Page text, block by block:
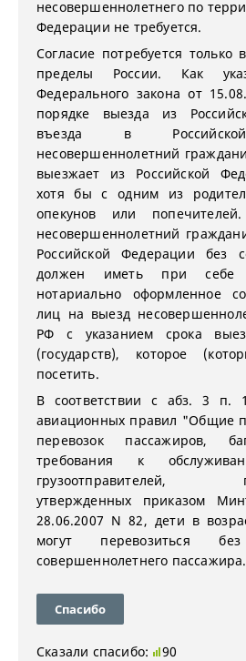
несовершеннолетнего по
Федерации не требуется.
Согласие потребуется только
пределы России. Как
Федерального закона от
порядке выезда из
въезда в
несовершеннолетний
выезжает из Российской
хотя бы с одним из
опекунов или
несовершеннолетний
Российской Федерации без
должен иметь при себе
нотариально оформленное
лиц на выезд
РФ с указанием срока
(государств), которое
посетить.
В соответствии с абз. 3 п.
авиационных правил "Общие
перевозок пассажиров,
требования к
грузоотправителей,
утвержденных приказом
28.06.2007 N 82, дети в
могут перевозиться
совершеннолетнего пассажира.
Спасибо
Сказали спасибо: 90